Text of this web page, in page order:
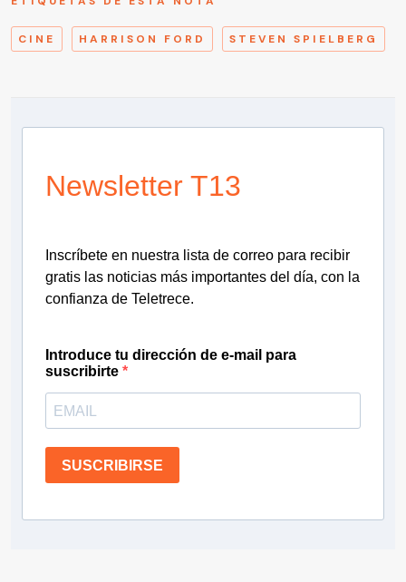
CINE HARRISON FORD STEVEN SPIELBERG
Newsletter T13
Inscríbete en nuestra lista de correo para recibir
gratis las noticias más importantes del día, con la
confianza de Teletrece.
Introduce tu dirección de e-mail para
suscribirte
SUSCRIBIRSE